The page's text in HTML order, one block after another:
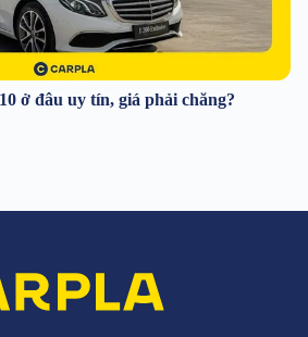
ở đâu uy tín, giá phải chăng?